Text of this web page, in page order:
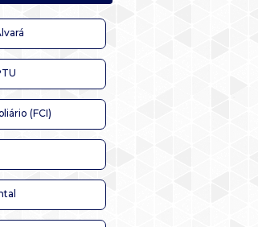
(FCI)